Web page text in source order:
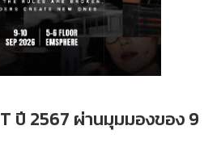
ปี 2567 ผ่านมุมมองของ 9